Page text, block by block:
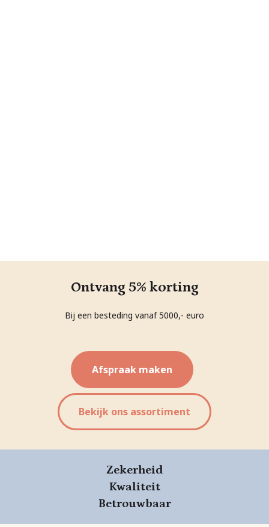
Ontvang 5% korting
Bij een besteding vanaf 5000,- euro
Afspraak maken
Bekijk ons assortiment
Zekerheid
Kwaliteit
Betrouwbaar